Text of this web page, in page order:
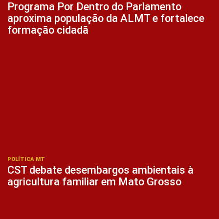
Programa Por Dentro do Parlamento
aproxima população da ALMT e fortalece
formação cidadã
POLÍTICA MT
CST debate desembargos ambientais à
agricultura familiar em Mato Grosso